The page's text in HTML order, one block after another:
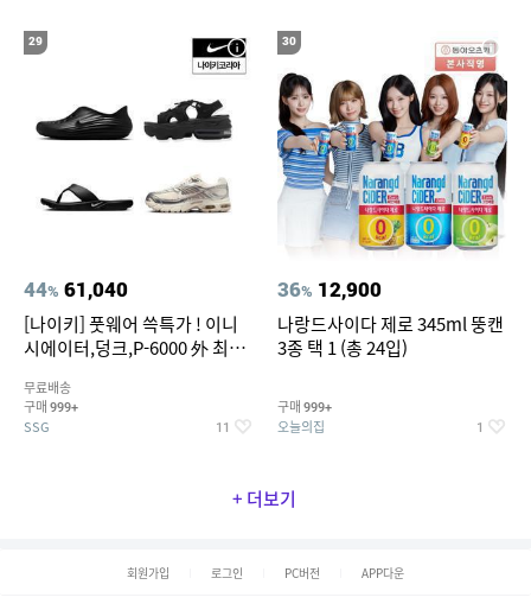
29
44% 61,040
[나이키] 풋웨어 쓱특가 ! 이니
시에이터,덩크,P-6000 外 최대
무료배송
구매 999+
SSG 11
30
36% 12,900
나랑드사이다 제로 345ml 뚱캔
3종 택 1 (총 24입)
구매 999+
오늘의집 1
+ 더보기
회원가입 로그인 PC버전 APP다운